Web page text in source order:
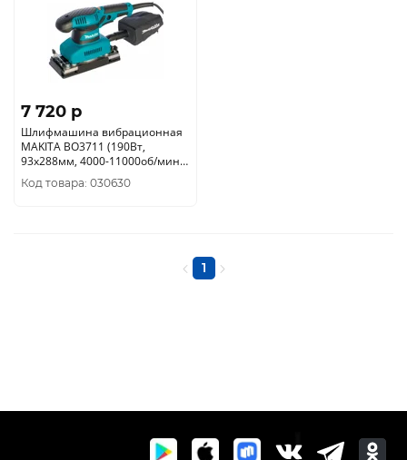
7 720 p
Шлифмашина вибрационная
MAKITA BO3711 (190Вт,
93х288мм, 4000-11000об/мин.
ампл. 2, 6мм.)
Код товара: 030630
1